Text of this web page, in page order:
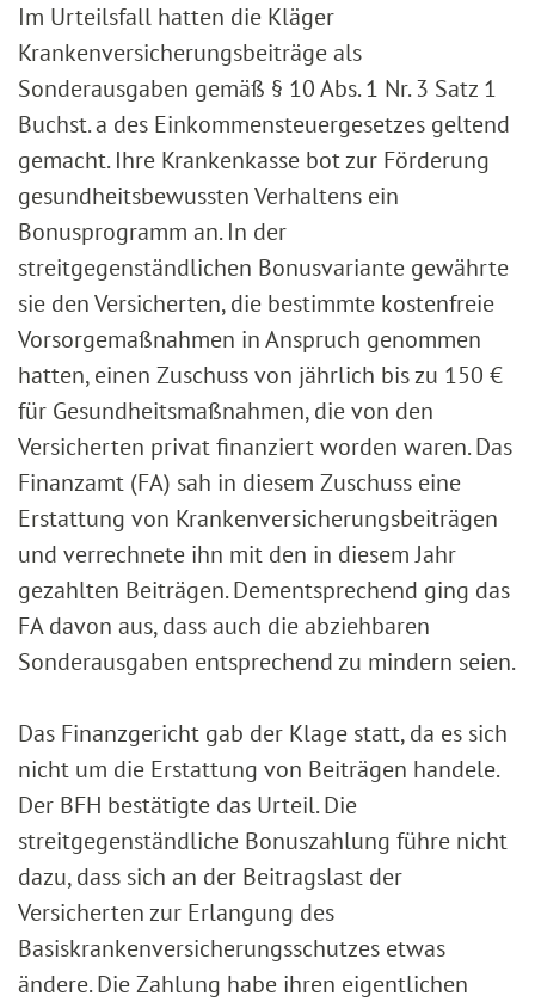
Im Urteilsfall hatten die Kläger
Krankenversicherungsbeiträge als
Sonderausgaben gemäß § 10 Abs. 1 Nr. 3 Satz 1
Buchst. a des Einkommensteuergesetzes geltend
gemacht. Ihre Krankenkasse bot zur Förderung
gesundheitsbewussten Verhaltens ein
Bonusprogramm an. In der
streitgegenständlichen Bonusvariante gewährte
sie den Versicherten, die bestimmte kostenfreie
Vorsorgemaßnahmen in Anspruch genommen
hatten, einen Zuschuss von jährlich bis zu 150 €
für Gesundheitsmaßnahmen, die von den
Versicherten privat finanziert worden waren. Das
Finanzamt (FA) sah in diesem Zuschuss eine
Erstattung von Krankenversicherungsbeiträgen
und verrechnete ihn mit den in diesem Jahr
gezahlten Beiträgen. Dementsprechend ging das
FA davon aus, dass auch die abziehbaren
Sonderausgaben entsprechend zu mindern seien.
Das Finanzgericht gab der Klage statt, da es sich
nicht um die Erstattung von Beiträgen handele.
Der BFH bestätigte das Urteil. Die
streitgegenständliche Bonuszahlung führe nicht
dazu, dass sich an der Beitragslast der
Versicherten zur Erlangung des
Basiskrankenversicherungsschutzes etwas
ändere. Die Zahlung habe ihren eigentlichen